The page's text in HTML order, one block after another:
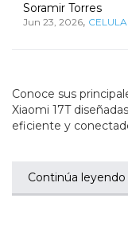
Soramir Torres
Jun 23, 2026,
Conoce sus
Xiaomi 17T
eficiente y
Continúa leyendo